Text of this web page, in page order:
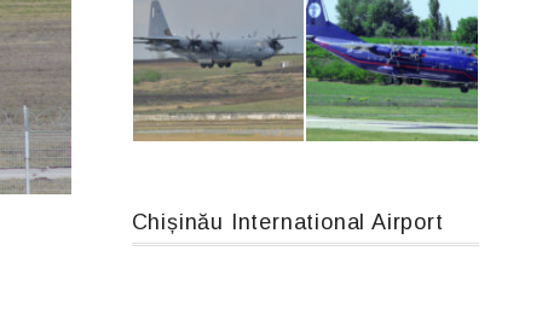
Airbus A319-114 D-AILN, Lufthansa, Франкфурт-Кишинев, 24/06/18 IL76, RA-78844
Chișinău International Airport